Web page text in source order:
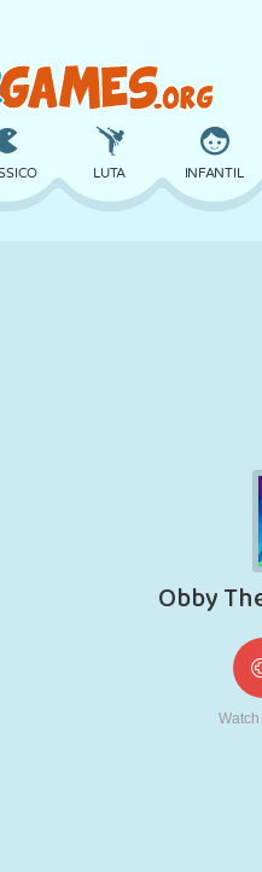
LUTA INFANTIL
JOGO DA
VELHA